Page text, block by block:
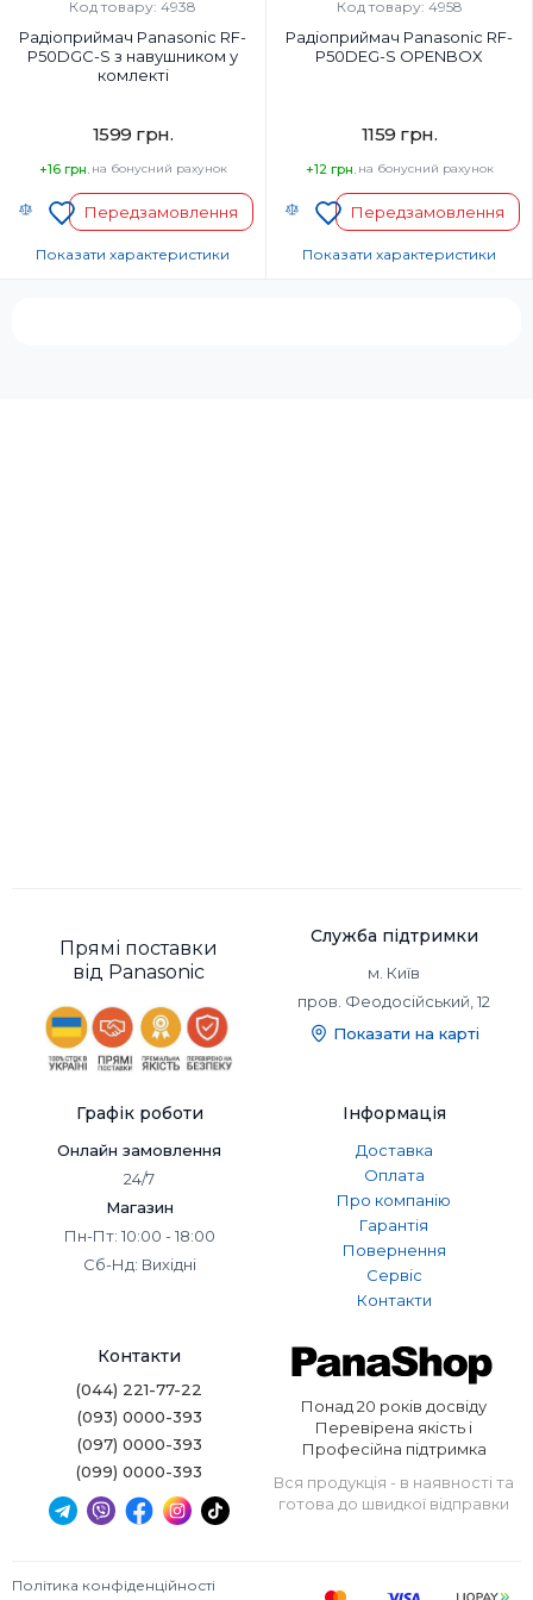
ЧорнийКод товару: 4938
Радіоприймач Panasonic RF-
P50DGC-S з навушником у
комлекті
1599 грн.
+16 грн. на бонусний рахунок
Передзамовлення
Показати характеристики
Код товару: 4958
Радіоприймач Panasonic RF-
P50DEG-S OPENBOX
1159 грн.
+12 грн. на бонусний рахунок
Передзамовлення
Показати характеристики
Прямі поставки
від Panasonic
Служба підтримки
м. Київ
пров. Феодосійський, 12
Показати на карті
Графік роботи
Онлайн замовлення
24/7
Магазин
Пн-Пт: 10:00 - 18:00
Сб-Нд: Вихідні
Інформація
Доставка
Оплата
Про компанію
Гарантія
Повернення
Сервіс
Контакти
Контакти
(044) 221-77-22
(093) 0000-393
(097) 0000-393
(099) 0000-393
Понад 20 років досвіду
Перевірена якість і
Професійна підтримка
Вся продукція - в наявності та
готова до швидкої відправки
Політика конфіденційності